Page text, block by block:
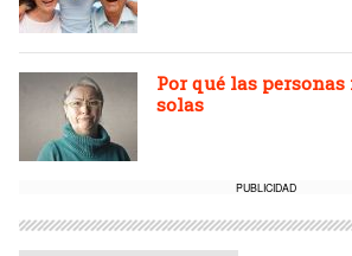
Por qué las
solas
PUBLICIDAD